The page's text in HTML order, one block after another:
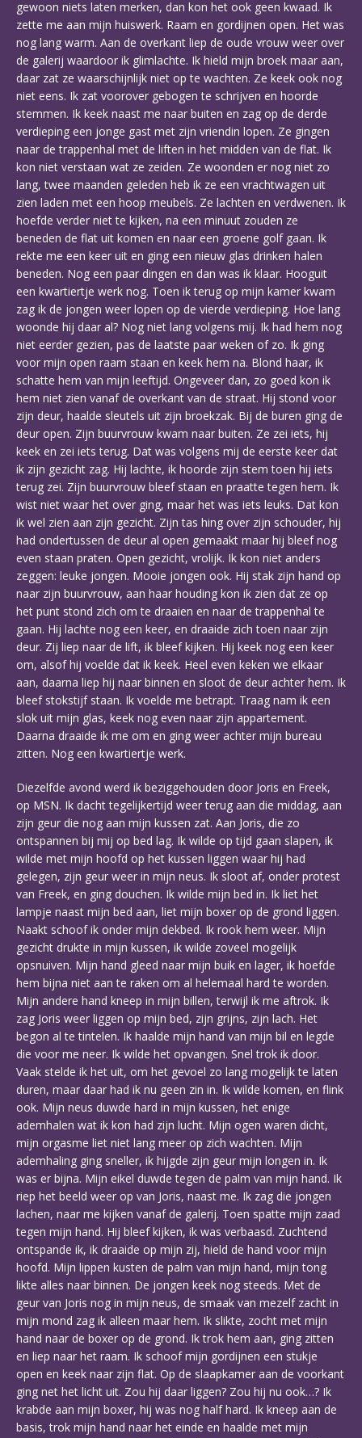
gewoon niets laten merken, dan kon het ook geen kwaad. Ik
zette me aan mijn huiswerk. Raam en gordijnen open. Het was
nog lang warm. Aan de overkant liep de oude vrouw weer over
de galerij waardoor ik glimlachte. Ik hield mijn broek maar aan,
daar zat ze waarschijnlijk niet op te wachten. Ze keek ook nog
niet eens. Ik zat voorover gebogen te schrijven en hoorde
stemmen. Ik keek naast me naar buiten en zag op de derde
verdieping een jonge gast met zijn vriendin lopen. Ze gingen
naar de trappenhal met de liften in het midden van de flat. Ik
kon niet verstaan wat ze zeiden. Ze woonden er nog niet zo
lang, twee maanden geleden heb ik ze een vrachtwagen uit
zien laden met een hoop meubels. Ze lachten en verdwenen. Ik
hoefde verder niet te kijken, na een minuut zouden ze
beneden de flat uit komen en naar een groene golf gaan. Ik
rekte me een keer uit en ging een nieuw glas drinken halen
beneden. Nog een paar dingen en dan was ik klaar. Hooguit
een kwartiertje werk nog. Toen ik terug op mijn kamer kwam
zag ik de jongen weer lopen op de vierde verdieping. Hoe lang
woonde hij daar al? Nog niet lang volgens mij. Ik had hem nog
niet eerder gezien, pas de laatste paar weken of zo. Ik ging
voor mijn open raam staan en keek hem na. Blond haar, ik
schatte hem van mijn leeftijd. Ongeveer dan, zo goed kon ik
hem niet zien vanaf de overkant van de straat. Hij stond voor
zijn deur, haalde sleutels uit zijn broekzak. Bij de buren ging de
deur open. Zijn buurvrouw kwam naar buiten. Ze zei iets, hij
keek en zei iets terug. Dat was volgens mij de eerste keer dat
ik zijn gezicht zag. Hij lachte, ik hoorde zijn stem toen hij iets
terug zei. Zijn buurvrouw bleef staan en praatte tegen hem. Ik
wist niet waar het over ging, maar het was iets leuks. Dat kon
ik wel zien aan zijn gezicht. Zijn tas hing over zijn schouder, hij
had ondertussen de deur al open gemaakt maar hij bleef nog
even staan praten. Open gezicht, vrolijk. Ik kon niet anders
zeggen: leuke jongen. Mooie jongen ook. Hij stak zijn hand op
naar zijn buurvrouw, aan haar houding kon ik zien dat ze op
het punt stond zich om te draaien en naar de trappenhal te
gaan. Hij lachte nog een keer, en draaide zich toen naar zijn
deur. Zij liep naar de lift, ik bleef kijken. Hij keek nog een keer
om, alsof hij voelde dat ik keek. Heel even keken we elkaar
aan, daarna liep hij naar binnen en sloot de deur achter hem. Ik
bleef stokstijf staan. Ik voelde me betrapt. Traag nam ik een
slok uit mijn glas, keek nog even naar zijn appartement.
Daarna draaide ik me om en ging weer achter mijn bureau
zitten. Nog een kwartiertje werk.
Diezelfde avond werd ik beziggehouden door Joris en Freek,
op MSN. Ik dacht tegelijkertijd weer terug aan die middag, aan
zijn geur die nog aan mijn kussen zat. Aan Joris, die zo
ontspannen bij mij op bed lag. Ik wilde op tijd gaan slapen, ik
wilde met mijn hoofd op het kussen liggen waar hij had
gelegen, zijn geur weer in mijn neus. Ik sloot af, onder protest
van Freek, en ging douchen. Ik wilde mijn bed in. Ik liet het
lampje naast mijn bed aan, liet mijn boxer op de grond liggen.
Naakt schoof ik onder mijn dekbed. Ik rook hem weer. Mijn
gezicht drukte in mijn kussen, ik wilde zoveel mogelijk
opsnuiven. Mijn hand gleed naar mijn buik en lager, ik hoefde
hem bijna niet aan te raken om al helemaal hard te worden.
Mijn andere hand kneep in mijn billen, terwijl ik me aftrok. Ik
zag Joris weer liggen op mijn bed, zijn grijns, zijn lach. Het
begon al te tintelen. Ik haalde mijn hand van mijn bil en legde
die voor me neer. Ik wilde het opvangen. Snel trok ik door.
Vaak stelde ik het uit, om het gevoel zo lang mogelijk te laten
duren, maar daar had ik nu geen zin in. Ik wilde komen, en flink
ook. Mijn neus duwde hard in mijn kussen, het enige
ademhalen wat ik kon had zijn lucht. Mijn ogen waren dicht,
mijn orgasme liet niet lang meer op zich wachten. Mijn
ademhaling ging sneller, ik hijgde zijn geur mijn longen in. Ik
was er bijna. Mijn eikel duwde tegen de palm van mijn hand. Ik
riep het beeld weer op van Joris, naast me. Ik zag die jongen
lachen, naar me kijken vanaf de galerij. Toen spatte mijn zaad
tegen mijn hand. Hij bleef kijken, ik was verbaasd. Zuchtend
ontspande ik, ik draaide op mijn zij, hield de hand voor mijn
hoofd. Mijn lippen kusten de palm van mijn hand, mijn tong
likte alles naar binnen. De jongen keek nog steeds. Met de
geur van Joris nog in mijn neus, de smaak van mezelf zacht in
mijn mond zag ik alleen maar hem. Ik slikte, zocht met mijn
hand naar de boxer op de grond. Ik trok hem aan, ging zitten
en liep naar het raam. Ik schoof mijn gordijnen een stukje
open en keek naar zijn flat. Op de slaapkamer aan de voorkant
ging net het licht uit. Zou hij daar liggen? Zou hij nu ook…? Ik
krabde aan mijn boxer, hij was nog half hard. Ik kneep aan de
basis, trok mijn hand naar het einde en haalde met mijn